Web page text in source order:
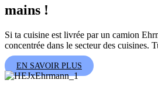
mains !
Si ta cuisine est livrée par un camion
concentrée dans le secteur des cuisines.
EN SAVOIR PLUS